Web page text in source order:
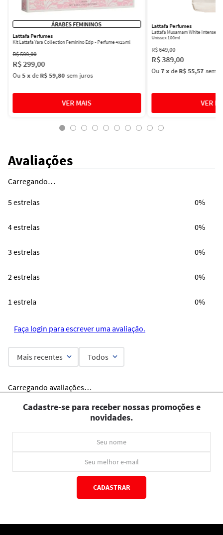
ÁRABES FEMININOS
Lattafa Perfumes
Kit Lattafa Yara Collection Feminino Edp - Perfume 4x25ml
R$599,00
R$ 299,00
Ou5 xdeR$ 59,80 sem juros
Lattafa Perfumes
Lattafa Musamam White Intense
Unissex 100ml
R$649,00
R$389,00
Ou7xdeR$ 55,57 sem
Avaliações
Carregando…
5 estrelas 0%
4 estrelas 0%
3 estrelas 0%
2 estrelas 0%
1 estrela 0%
Faça login para escrever uma avaliação.
Mais recentes Todos
Carregando avaliações…
Cadastre-se para receber nossas promoções e
novidades.
CADASTRAR